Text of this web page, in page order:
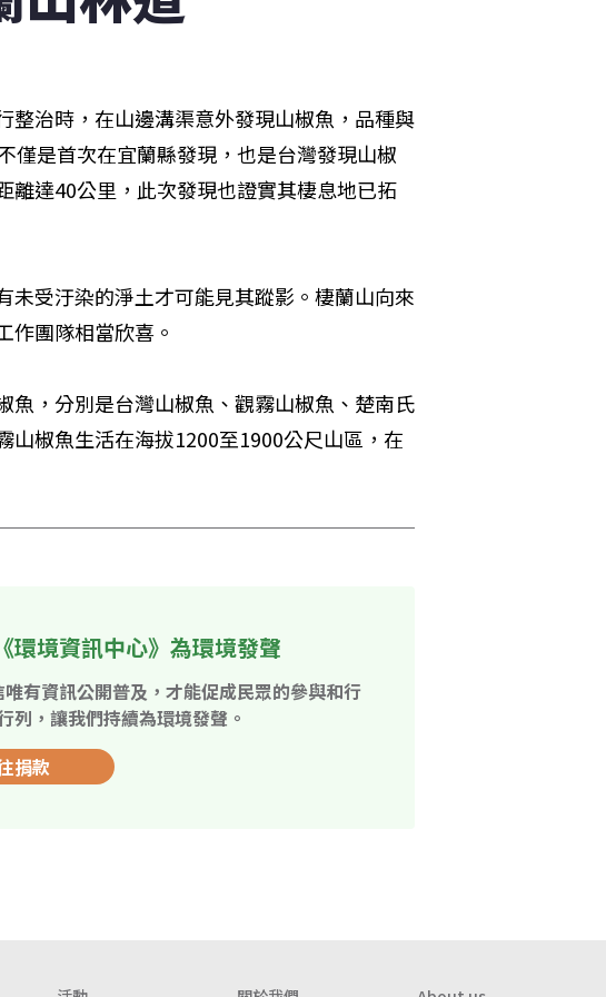
整治時，在山邊溝渠意外發現山椒魚，品種與
僅是首次在宜蘭縣發現，也是台灣發現山椒
離達40公里，此次發現也證實其棲息地已拓
受汙染的淨土才可能見其蹤影。棲蘭山向來
作團隊相當欣喜。
，分別是台灣山椒魚、觀霧山椒魚、楚南氏
山椒魚生活在海拔1200至1900公尺山區，在
境資訊中心》為環境發聲
有資訊公開普及，才能促成民眾的參與和行
列，讓我們持續為環境發聲。
捐款